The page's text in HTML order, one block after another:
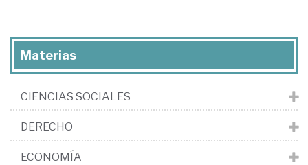
Materias
CIENCIAS SOCIALES
DERECHO
ECONOMÍA